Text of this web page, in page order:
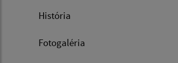
História
Fotogaléria